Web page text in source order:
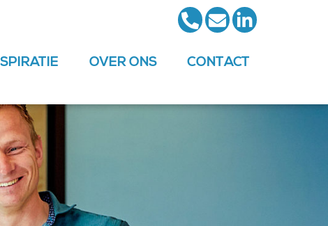
OVER ONS CONTACT